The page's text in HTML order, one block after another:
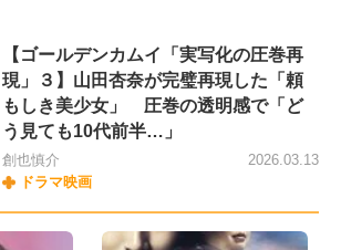
【ゴールデンカムイ「実写化の圧巻再
現」３】山田杏奈が完璧再現した「頼
もしき美少女」 圧巻の透明感で「ど
う見ても10代前半…」
創也慎介
ドラマ映画
2026.03.13